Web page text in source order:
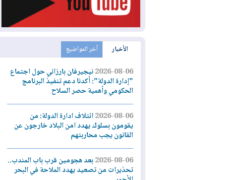
الأخبار آخر المواضيع
2026-08-06نيجيرفان بارزاني حول اجتماع
"إدارة الدولة": أكدنا دعم تنفيذ البرنامج
الحكومي وأهمية حصر السلاح
2026-08-06ائتلاف ادارة الدولة: من
يقومون بسلوك يهدد امن البلاد خارجون عن
القانون يجب محاربتهم
2026-08-06بعد هجومين قرب باب المندب..
تحذيرات من تصعيد يهدد الملاحة في البحر